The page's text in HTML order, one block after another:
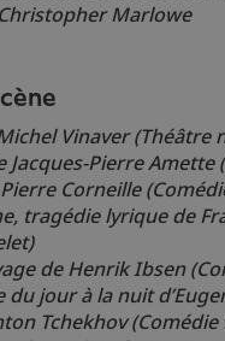
Marlowe
Vinaver (Théâtre
Jacques-Pierre Amette
Corneille
tragédie lyrique de
de Henrik Ibsen
du jour à la nuit
Tchekhov (Comédie